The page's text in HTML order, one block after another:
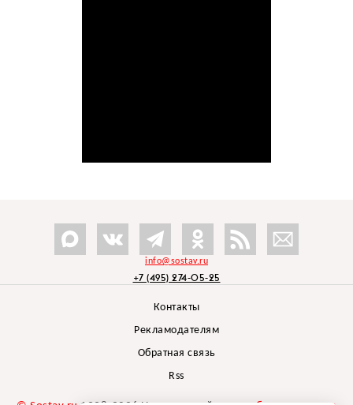
info@sostav.ru
+7 (495) 274-05-25
Контакты
Рекламодателям
Обратная связь
Rss